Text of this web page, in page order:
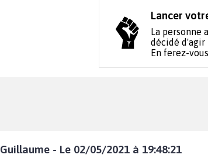
Lancer
La personne
décidé d'agir
En ferez-
Guillaume - Le 02/05/2021 à 19:48:21